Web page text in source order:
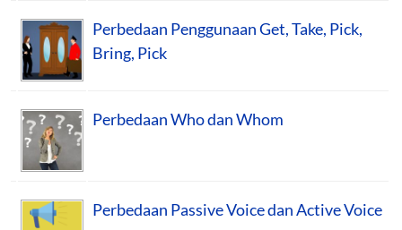
Perbedaan Penggunaan Get, Take, Pick,
Bring, Pick
Perbedaan Who dan Whom
Perbedaan Passive Voice dan Active Voice